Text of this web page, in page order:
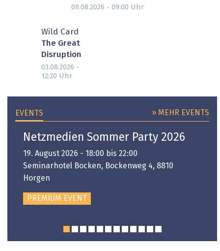
09.08.2026 - 09:00 Uhr
Wild Card
The Great
Disruption
03.08.2026 -
12:20 Uhr
EVENTS » MEHR EVENTS
Netzmedien Sommer Party 2026
19. August 2026 - 18:00 bis 22:00
Seminarhotel Bocken, Bockenweg 4, 8810
Horgen
PREMIUM EVENT